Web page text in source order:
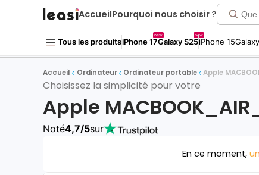
AccueilPourquoi nous choisir ?
Tous les produitsiPhone 17
new
Galaxy S25
new
iPhone 15
Accueil Ordinateur Ordinateur portable Apple
Choisissez la simplicité pour votre
Apple
Noté4,7/5sur
En ce moment,